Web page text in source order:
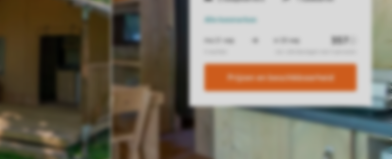
Alle kenmerken
Prijzen en beschikbaarheid